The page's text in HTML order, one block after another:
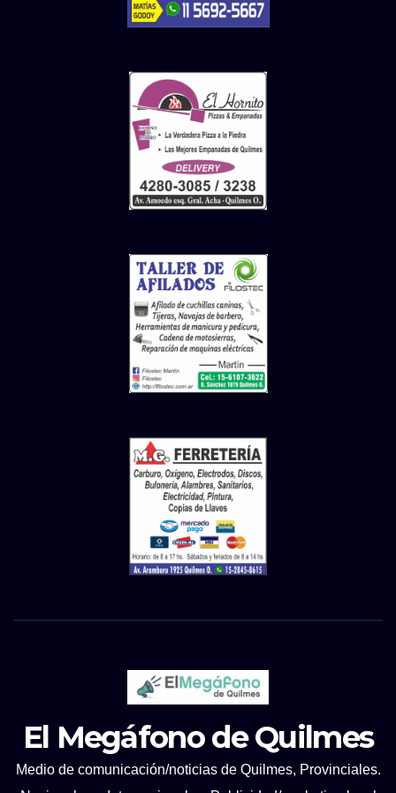
El Megáfono de Quilmes
Medio de comunicación/noticias de Quilmes, Provinciales.